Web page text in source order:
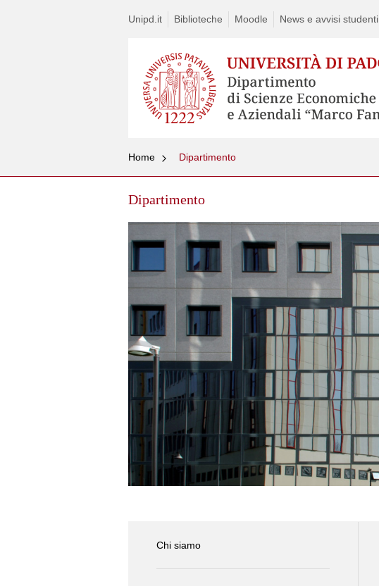
Unipd.it Biblioteche Moodle News e avvisi studenti
Home Dipartimento
Dipartimento
Chi siamo